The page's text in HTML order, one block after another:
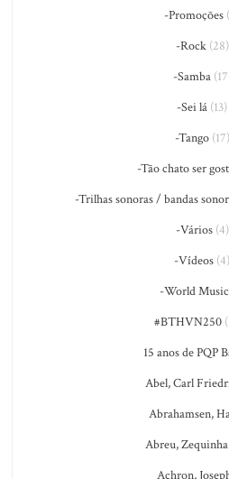
-Promoções
-Rock(28)
-Samba
-Sei lá (13)
-Tango(17)
-Tão chato ser
-Trilhas sonoras / bandas
-Vários(4)
-Vídeos (4)
-World Music
#BTHVN250
15 anos de PQP
Abel, Carl
Abrahamsen,
Abreu,
Achron,